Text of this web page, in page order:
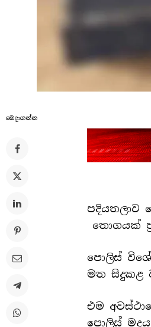
බෙදාගන්​න
පදියතලාව
තොගයක්
පොලිස්
මත සිදුකළ
එම
පොලිස්